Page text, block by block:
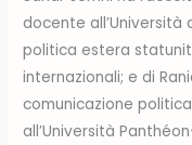
docente all’Università
politica estera
internazionali; e di
comunicazione
all’Università